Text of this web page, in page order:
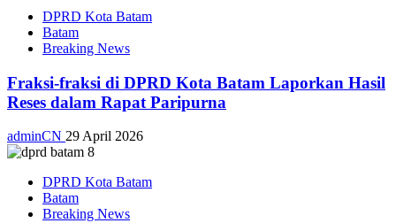
DPRD Kota Batam
Batam
Breaking News
Fraksi-fraksi di DPRD Kota Batam Laporkan Hasil
Reses dalam Rapat Paripurna
adminCN 29 April 2026
DPRD Kota Batam
Batam
Breaking News